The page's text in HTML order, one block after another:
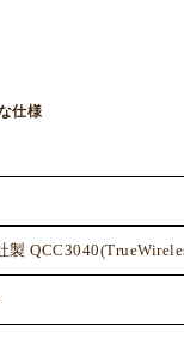
仕様
製